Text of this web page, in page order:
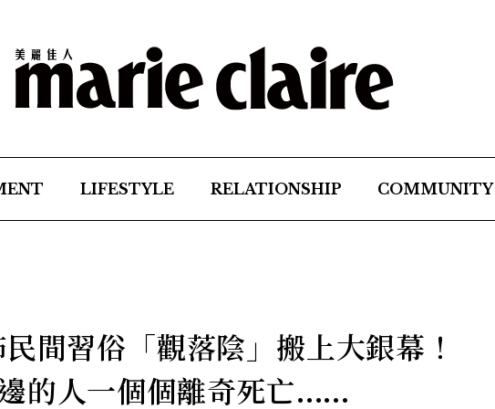
LIFESTYLE RELATIONSHIP COMMUNITY
間習俗「觀落陰」搬上大銀幕！
的人一個個離奇死亡......